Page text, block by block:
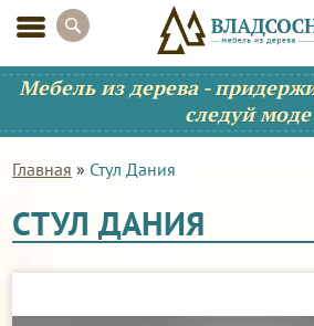
Мебель из дерева -
следуй моде
Главная » Стул Дания
СТУЛ ДАНИЯ